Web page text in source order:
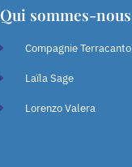
Qui sommes-nous
Compagnie Terracanto
Laïla Sage
Lorenzo Valera